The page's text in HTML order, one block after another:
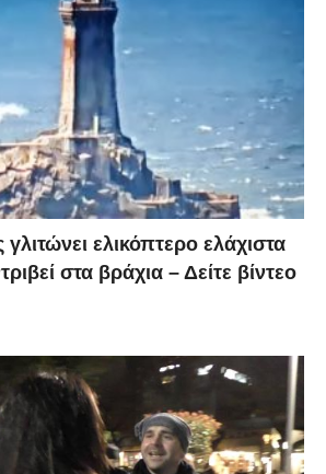
γλιτώνει ελικόπτερο ελάχιστα
στα βράχια – Δείτε βίντεο